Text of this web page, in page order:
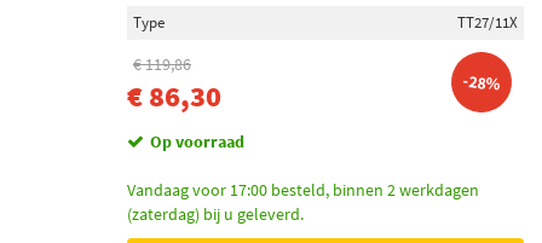
Type
TT27/11X
€ 119,86
€ 86,30 -28%
Op voorraad
Vandaag voor 17:00 besteld, binnen 2 werkdagen
(zaterdag) bij u geleverd.